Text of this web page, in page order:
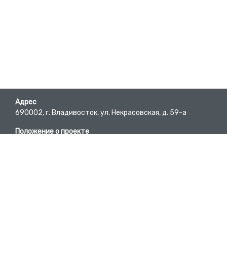
Адрес
690002, г. Владивосток, ул. Некрасовская, д. 59-а
Положение о проекте